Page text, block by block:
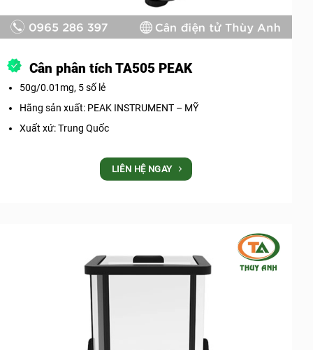
Cân phân tích TA505 PEAK
50g/0.01mg, 5 số lẻ
Hãng sản xuất: PEAK INSTRUMENT – MỸ
Xuất xứ: Trung Quốc
LIÊN HỆ NGAY